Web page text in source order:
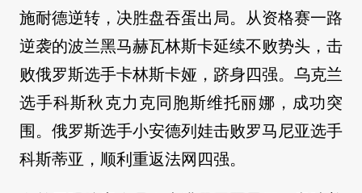
施耐德逆转，决胜盘吞蛋出局。从资格赛一路
逆袭的波兰黑马赫瓦林斯卡延续不败势头，击
败俄罗斯选手卡林斯卡娅，跻身四强。乌克兰
选手科斯秋克力克同胞斯维托丽娜，成功突
围。俄罗斯选手小安德列娃击败罗马尼亚选手
科斯蒂亚，顺利重返法网四强。